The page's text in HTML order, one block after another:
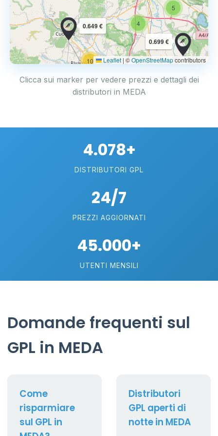
10
4
5
0.699 €
0.649 €
Leaflet | ©OpenStreetMapcontributors
Clicca sui marker per vedere prezzi e dettagli dei
distributori in MEDA
4.078+
DISTRIBUTORI GPL
24/7
PREZZI AGGIORNATI
45.000+
UTENTI MENSILI
Domande frequenti sul
GPL in MEDA
Come
risparmiare
sul GPL in
Distributori
GPL aperti di
notte in MEDA